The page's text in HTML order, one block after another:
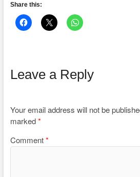
Share this:
Leave a Reply
Your email address will not be
marked*
Comment*